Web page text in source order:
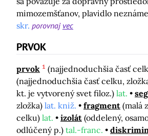
mimozemšťanov, plavidlo
skr. porovnaj vec
PRVOK
prvok 1 (najjednoduchšia časť
(najjednoduchšia časť celku,
kt. je vytvorený svet filoz.) lat.
zložka) lat. kniž. fragment (malá
celku) lat. izolát (oddelený,
odlúčený p.) tal.-franc.